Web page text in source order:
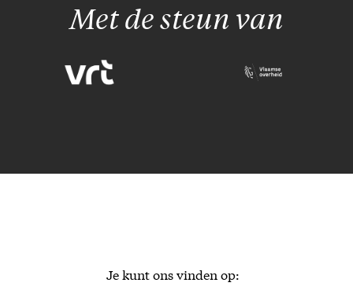
Met de steun van
Je kunt ons vinden op: